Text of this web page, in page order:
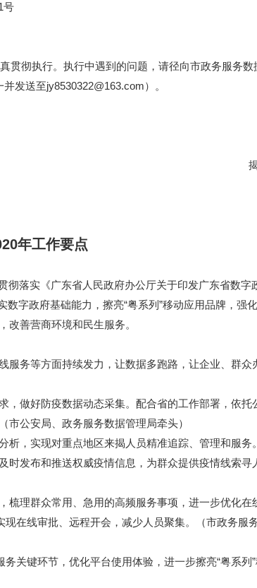
号
彻执行。执行中遇到的问题，请径向市政务服务数
发送至jy8530322@163.com）。
揭
年工作要点
落实《广东省人民政府办公厅关于印发广东省数字
字政府基础能力，擦亮“粤系列”移动应用品牌，强
善营商环境和民生服务。
务等方面持续发力，让数据多跑路，让企业、群众
好防疫数据动态采集。配合省的工作部署，依托
公安局、政务服务数据管理局牵头）
，实现对重点地区来揭人员精准追踪、管理和服务
时发布和推送权威疫情信息，为群众提供疫情线索寻
理群众常用、急用的高频服务事项，进一步优化在
在线审批、远程开会，减少人员聚集。（市政务服
键环节，优化平台使用体验，进一步擦亮“粤系列